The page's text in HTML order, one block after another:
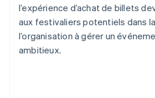
l’expérience d’achat de billets
aux festivaliers potentiels dans
l’organisation à gérer un
ambitieux.